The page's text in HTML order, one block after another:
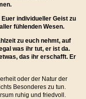
individueller Geist zu
fühlenden Wesen.
zu euch nehmt, auf
was ihr tut, er ist da.
das ihr erschafft. Er
oder der Natur der
Besonderes zu tun.
ruhig und friedvoll.